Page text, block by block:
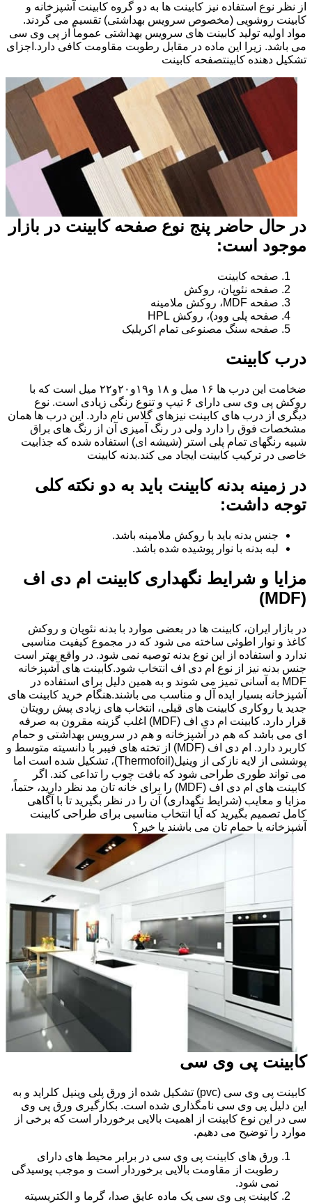
از نظر نوع استفاده نیز کابینت ها به دو گروه کابینت آشپزخانه و
کابینت روشویی (مخصوص سرویس بهداشتی) تقسیم می گردند.
مواد اولیه تولید کابینت های سرویس بهداشتی عموماً از پی وی سی
می باشد. زیرا این ماده در مقابل رطوبت مقاومت کافی دارد.اجزای
تشکیل دهنده کابینتصفحه کابینت
در حال حاضر پنج نوع صفحه کابینت در بازار
موجود است:
صفحه کابینت
صفحه نئوپان، روکش
صفحه MDF، روکش ملامینه
صفحه پلی وود)، روکش HPL
صفحه سنگ مصنوعی تمام اکریلیک
درب کابینت
ضخامت این درب ها ۱۶ میل و ۱۸ و١٩و٢٠و٢٢ میل است که با
روکش پی وی سی دارای ۶ تیپ و تنوع رنگی زیادی است. نوع
دیگری از درب های کابینت نیزهای گلاس نام دارد. این درب ها همان
مشخصات فوق را دارد ولی در رنگ آمیزی آن از رنگ های براق
شبیه رنگهای تمام پلی استر (شیشه ای) استفاده شده که جذابیت
خاصی در ترکیب کابینت ایجاد می کند.بدنه کابینت
در زمینه بدنه کابینت باید به دو نکته کلی
توجه داشت:
جنس بدنه باید با روکش ملامینه باشد.
لبه بدنه با نوار پوشیده شده باشد.
مزایا و شرایط نگهداری کابینت ام دی اف
(MDF)
در بازار ایران، کابینت ها در بعضی موارد با بدنه نئوپان و روکش
کاغذ و نوار اطوئی ساخته می شود که در مجموع کیفیت مناسبی
ندارد و استفاده از این نوع بدنه توصیه نمی شود. در واقع بهتر است
جنس بدنه نیز از نوع ام دی اف انتخاب شود.کابینت های آشپزخانه
MDF به آسانی تمیز می شوند و به همین دلیل برای استفاده در
آشپزخانه بسیار ایده آل و مناسب می باشند.هنگام خرید کابینت های
جدید یا روکاری کابینت های قبلی، انتخاب های زیادی پیش رویتان
قرار دارد. کابینت ام دی اف (MDF) اغلب گزینه مقرون به صرفه
ای می باشد که هم در آشپزخانه و هم در سرویس بهداشتی و حمام
کاربرد دارد. ام دی اف (MDF) از تخته های فیبر با دانسیته متوسط و
پوششی از لایه نازکی از وینیل(Thermofoil)، تشکیل شده است اما
می تواند طوری طراحی شود که بافت چوب را تداعی کند. اگر
کابینت های ام دی اف (MDF) را برای خانه تان مد نظر دارید، حتماً،
مزایا و معایب (شرایط نگهداری) آن را در نظر بگیرید تا با آگاهی
کامل تصمیم بگیرید که آیا انتخاب مناسبی برای طراحی کابینت
آشپزخانه یا حمام تان می باشند یا خیر؟
کابینت پی وی سی
کابینت پی وی سی (pvc) تشکیل شده از ورق پلی وینیل کلراید و به
این دلیل پی وی سی نامگذاری شده است. بکارگیری ورق پی وی
سی در این نوع کابینت از اهمیت بالایی برخوردار است که برخی از
موارد را توضیح می دهیم.
ورق های کابینت پی وی سی در برابر محیط های دارای
رطوبت از مقاومت بالایی برخوردار است و موجب پوسیدگی
نمی شود.
کابینت پی وی سی یک ماده عایق صدا، گرما و الکتریسیته